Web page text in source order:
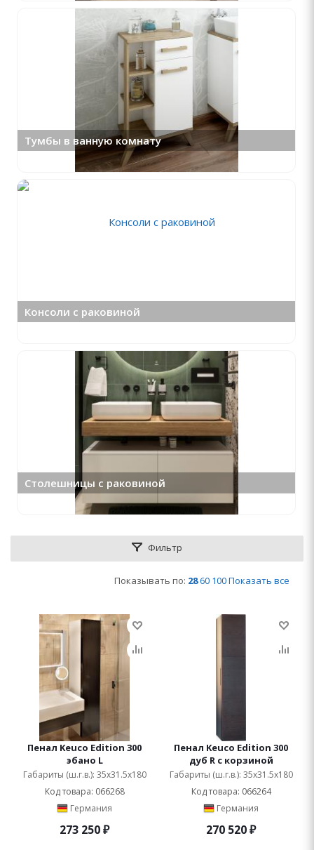
Тумбы в ванную комнату
Консоли с раковиной
Столешницы с раковиной
Фильтр
Показывать по: 28 60 100Показать все
Пенал Keuco Edition 300
эбано L
Габариты (ш.г.в.): 35x31.5x180
Код товара: 066268
Германия
273 250₽
Пенал Keuco Edition 300
дуб R с корзиной
Габариты (ш.г.в.): 35x31.5x180
Код товара: 066264
Германия
270 520₽